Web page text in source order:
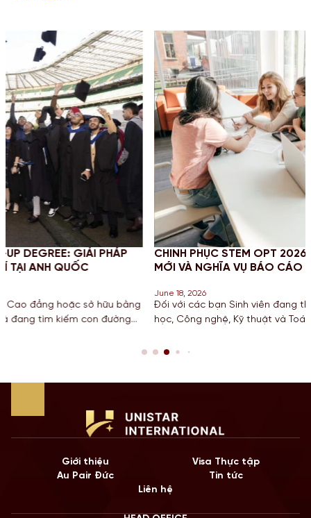
bằng
CHINH PHỤC STEM OPT 2026: CẬP NHẬT QUY
MỚI VÀ NGHĨA VỤ BÁO CÁO CHO SINH VIÊN MỸ
Đối với các bạn Sinh viên đang theo đuổi khối ngành
học, Công nghệ, Kỹ thuật và Toán học tại Mỹ, chương
còn là “bước đệm” quan trọng cho lộ trình Định cư. Bước
Giới thiệu
Visa Thực tập
Au Pair Đức
Tin tức
Liên hệ